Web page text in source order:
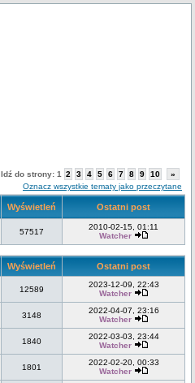
Idź do strony: 1 2 3 4 5 6 7 8 9 10
»
Oznacz wszystkie tematy jako przeczytane
Wyświetleń Ostatni post
57517
2010-02-15, 01:11
Watcher
Wyświetleń
Ostatni post
12589
2023-12-09, 22:43
Watcher
3148
2022-04-07, 23:16
Watcher
1840
2022-03-03, 23:44
Watcher
1801
2022-02-20, 00:33
Watcher